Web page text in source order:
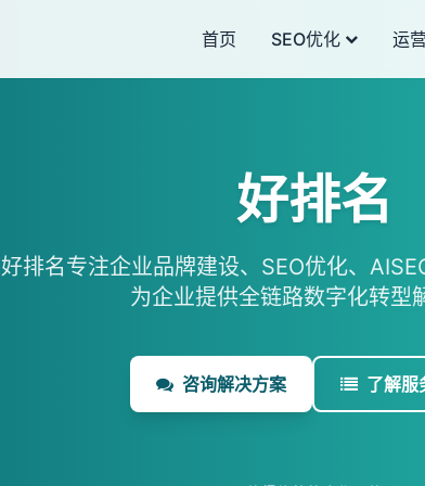
首页 SEO优化 运
好排名
好排名专注企业品牌建设、SEO优化、
为企业提供全链路数字化转型
咨询解决方案 了解服